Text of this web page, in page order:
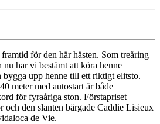
för den här hästen. Som treåring
har vi bestämt att köra henne
upp henne till ett riktigt elitsto.
meter med autostart är både
för fyraåriga ston. Förstapriset
den slanten bärgade Caddie Lisieux
de Vie.